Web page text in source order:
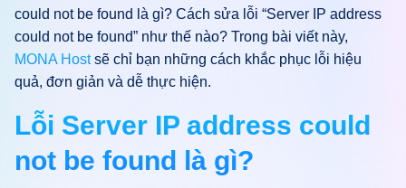
could not be found là gì? Cách sửa lỗi “Server IP address
could not be found” như thế nào? Trong bài viết này,
MONA Host sẽ chỉ bạn những cách khắc phục lỗi hiệu
quả, đơn giản và dễ thực hiện.
Lỗi Server IP address could
not be found là gì?